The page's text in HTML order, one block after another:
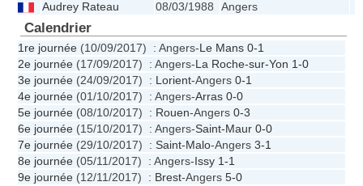
Audrey Rateau
08/03/1988 Angers
Calendrier
1re journée (10/09/2017) : Angers-Le Mans 0-1
2e journée (17/09/2017) : Angers-La Roche-sur-Yon 1-0
3e journée (24/09/2017) : Lorient-Angers 0-1
4e journée (01/10/2017) : Angers-Arras 0-0
5e journée (08/10/2017) : Rouen-Angers 0-3
6e journée (15/10/2017) : Angers-Saint-Maur 0-0
7e journée (29/10/2017) : Saint-Malo-Angers 3-1
8e journée (05/11/2017) : Angers-Issy 1-1
9e journée (12/11/2017) : Brest-Angers 5-0